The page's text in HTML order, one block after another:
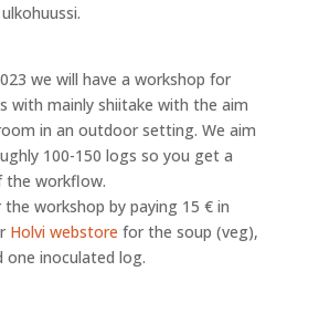
we will have a workshop for
with mainly shiitake with the aim
in an outdoor setting. We aim
100-150 logs so you get a
the workflow.
the workshop by paying 15 € in
Holvi webstore for the soup (veg),
one inoculated log.